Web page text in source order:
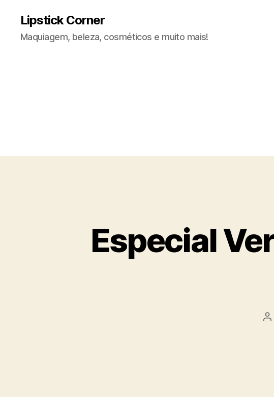
Lipstick Corner
Maquiagem, beleza, cosméticos e muito mais!
Especial